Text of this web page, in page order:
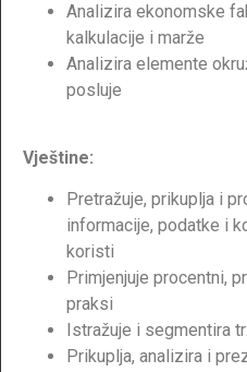
Analizira ekonomske
kalkulacije i marže
Analizira elemente
posluje
Vještine:
Pretražuje, prikuplja i
informacije, podatke i
koristi
Primjenjuje procentni,
praksi
Istražuje i segmentira
Prikuplja, analizira i